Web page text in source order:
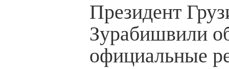
Президент
Зурабишвили
официальные